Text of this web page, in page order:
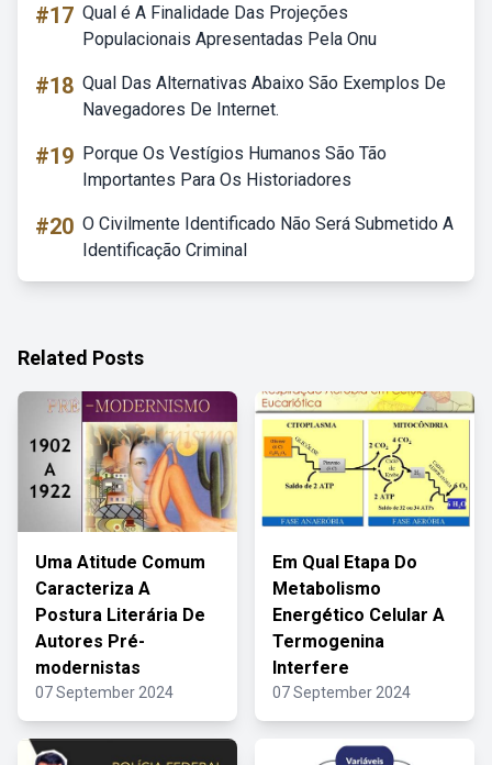
#17 Qual é A Finalidade Das Projeções
Populacionais Apresentadas Pela Onu
#18 Qual Das Alternativas Abaixo São Exemplos De
Navegadores De Internet.
#19 Porque Os Vestígios Humanos São Tão
Importantes Para Os Historiadores
#20 O Civilmente Identificado Não Será Submetido A
Identificação Criminal
Related Posts
Uma Atitude Comum
Caracteriza A
Postura Literária De
Autores Pré-
modernistas
07 September 2024
Em Qual Etapa Do
Metabolismo
Energético Celular A
Termogenina
Interfere
07 September 2024